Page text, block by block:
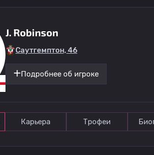
J. Robinson
Саутгемптон, 46
Подробнее об игроке
Карьера Трофеи